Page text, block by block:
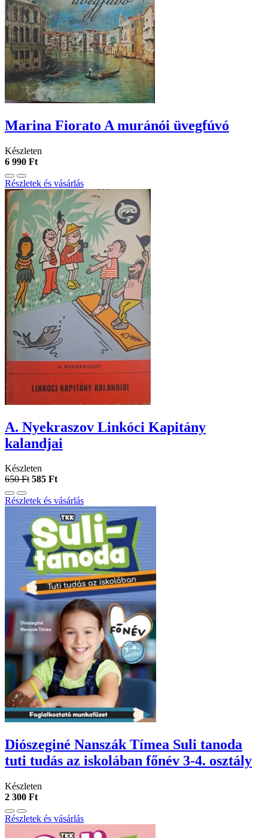
Marina Fiorato A ​muránói üvegfúvó
Készleten
6 990 Ft
Részletek és vásárlás
A. Nyekraszov Linkóci Kapitány
kalandjai
Készleten
650 Ft 585 Ft
Részletek és vásárlás
Diószeginé Nanszák Tímea Suli tanoda
tuti tudás az iskolában főnév 3-4. osztály
Készleten
2 300 Ft
Részletek és vásárlás